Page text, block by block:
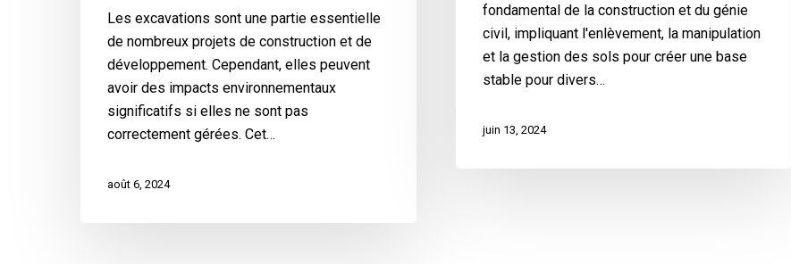
Les excavations sont une partie essentielle
de nombreux projets de construction et de
développement. Cependant, elles peuvent
avoir des impacts environnementaux
significatifs si elles ne sont pas
correctement gérées. Cet…
août 6, 2024
fondamental de la construction et du génie
civil, impliquant l'enlèvement, la manipulation
et la gestion des sols pour créer une base
stable pour divers…
juin 13, 2024